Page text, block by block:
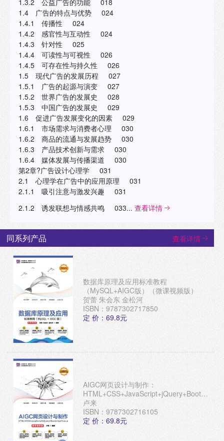
1.3.2 公益广告的功能 018
1.4 广告的特点与优势 024
1.4.1 传播性 024
1.4.2 感官性与互动性 024
1.4.3 针对性 025
1.4.4 可读性与可视性 026
1.4.5 可存在性与持久性 026
1.5 现代广告的发展历程 027
1.5.1 广告的起源与演变 027
1.5.2 世界广告的发展史 028
1.5.3 中国广告的发展史 029
1.6 促进广告发展变化的因素 029
1.6.1 市场需求与消费者心理 030
1.6.2 商品的流通与发展趋势 030
1.6.3 产品技术创新与需求 030
1.6.4 媒体发展与传播渠道 030
第2章?广告设计心理学 031
2.1 心理学在广告中的应用原理 031
2.1.1 吸引注意与激发兴趣 031
2.1.2 诱发联想与情感共鸣 033... 查看详情
同系列产品 查看详情
数据库原理及应用标准教程
（MySQL+AIGC版）（微课视频版）
贺蕾 朱会东 金松河
ISBN：9787302717850
定 价：69.8元
AIGC网页设计与制作：
课视频版）
卢来
ISBN：9787302716105
定 价：69.8元